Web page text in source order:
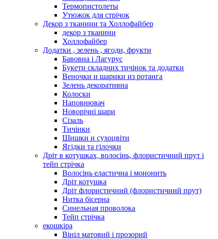
Термопистолеты
Утюжок для стрічок
Декор з тканини та Холлофайбер
декор з тканини
Холлофайбер
Додатки , зелень , ягоди, фрукти
Бавовна і Лагурус
Букети складних тичінок та додатки
Веночки и шарики из ротанга
Зелень декоративна
Колоски
Наповнювач
Новорічні шари
Сізаль
Тичінки
Шишки и сухоцвіти
Ягідки та гілочки
Дріт в котушках, волосінь, флористичний прут і
тейп стрічка
Волосінь еластична і мононить
Дріт котушка
Дріт флористичний (флористичний прут)
Нитка бісерна
Синельная проволока
Тейп стрічка
екошкіра
Вініл матовий і прозорий